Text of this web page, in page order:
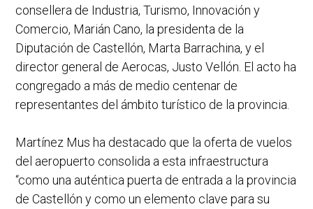
consellera de Industria, Turismo, Innovación y
Comercio, Marián Cano, la presidenta de la
Diputación de Castellón, Marta Barrachina, y el
director general de Aerocas, Justo Vellón. El acto ha
congregado a más de medio centenar de
representantes del ámbito turístico de la provincia.
Martínez Mus ha destacado que la oferta de vuelos
del aeropuerto consolida a esta infraestructura
“como una auténtica puerta de entrada a la provincia
de Castellón y como un elemento clave para su